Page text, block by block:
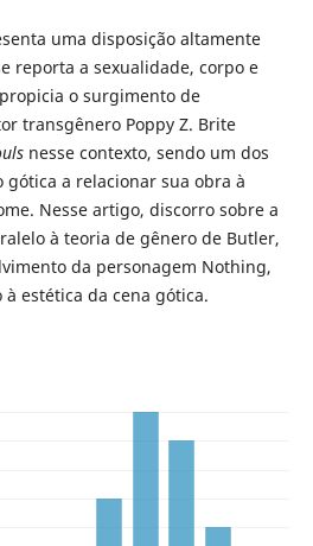
uma disposição altamente
reporta a sexualidade, corpo e
o surgimento de
transgênero Poppy Z. Brite
nesse contexto, sendo um dos
gótica a relacionar sua obra à
Nesse artigo, discorro sobre a
à teoria de gênero de Butler,
da personagem Nothing,
à estética da cena gótica.